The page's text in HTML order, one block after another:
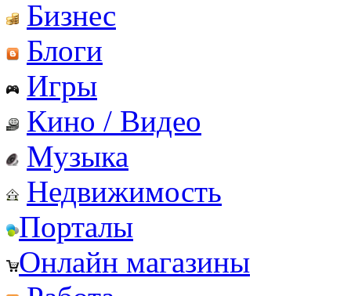
Бизнес
Блоги
Игры
Кино / Видео
Музыка
Недвижимость
Порталы
Онлайн магазины